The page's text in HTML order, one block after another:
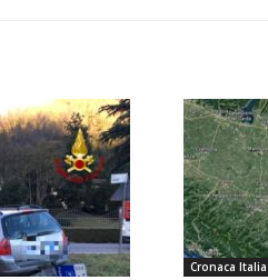
Cronaca Italia